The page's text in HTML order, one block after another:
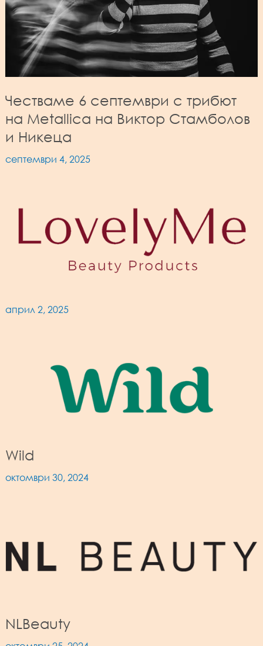
Честваме 6 септември с трибют
на Metallica на Виктор Стамболов
и Никеца
септември 4, 2025
април 2, 2025
Wild
октомври 30, 2024
NLBeauty